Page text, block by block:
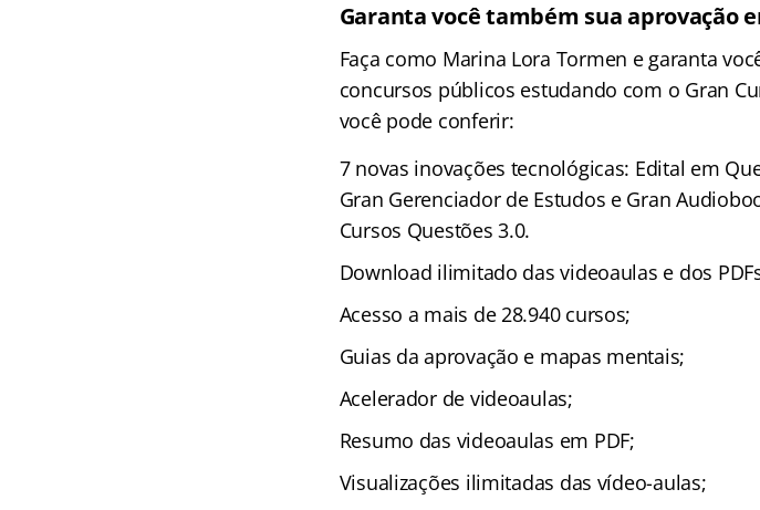
Garanta você também sua aprovação
Faça como Marina Lora Tormen e garanta
concursos públicos estudando com o Gran
você pode conferir:
7 novas inovações tecnológicas: Edital em
Gran Gerenciador de Estudos e Gran
Cursos Questões 3.0.
Download ilimitado das videoaulas e dos
Acesso a mais de 28.940 cursos;
Guias da aprovação e mapas mentais;
Acelerador de videoaulas;
Resumo das videoaulas em PDF;
Visualizações ilimitadas das vídeo-aulas;